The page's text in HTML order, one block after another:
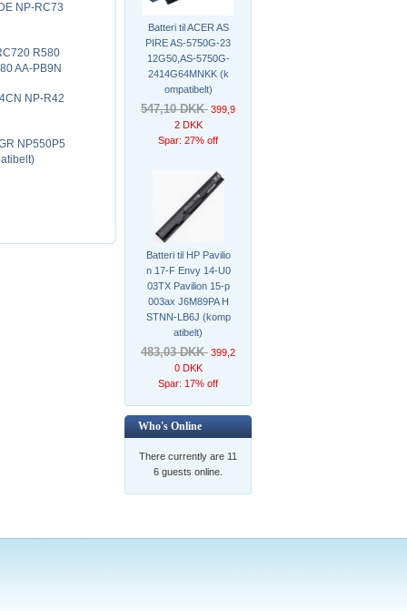
NP-RC73
R580
AA-PB9N
NP-R42
NP550P5
Batteri til ACER AS
PIRE AS-5750G-23
12G50,AS-5750G-
2414G64MNKK (k
ompatibelt)
547,10 DKK 399,9
2 DKK
Spar: 27% off
Batteri til HP Pavilio
n 17-F Envy 14-U0
03TX Pavilion 15-p
003ax J6M89PA H
STNN-LB6J (komp
atibelt)
483,03 DKK 399,2
0 DKK
Spar: 17% off
Who's Online
There currently are 11
6 guests online.